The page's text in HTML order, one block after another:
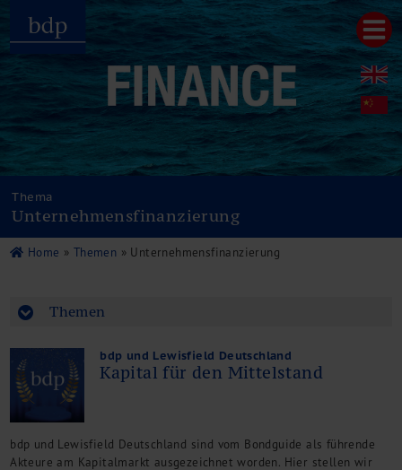
Über uns
Unternehmenswerte
Referenzen
Pressespiegel
Publikationen
Newsletter
Videos
Steuerberatung
Wirtschaftsprüfung
Unternehmensfinanzierung
Restrukturierung
M&A + Unternehmensnachfolge
Management Consulting
Internationalisierung
Thema
Unternehmensfinanzierung
Home » Themen » Unternehmensfinanzierung
Themen
bdp und Lewisfield Deutschland
Kapital für den Mittelstand
bdp und Lewisfield Deutschland sind vom Bondguide als führende
Akteure am Kapitalmarkt ausgezeichnet worden. Hier stellen wir